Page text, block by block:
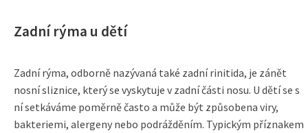
Zadní rýma u dětí
Zadní rýma, odborně nazývaná také zadní rinitida, je zánět
nosní sliznice, který se vyskytuje v zadní části nosu. U dětí se s
ní setkáváme poměrně často a může být způsobena viry,
bakteriemi, alergeny nebo podrážděním. Typickým příznakem